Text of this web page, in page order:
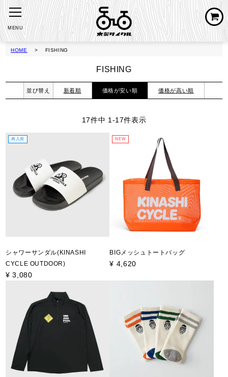
MENU
HOME FISHING
FISHING
並び替え 新着順 価格が安い順 価格が高い順
17件中 1-17件表示
再入荷
シャワーサンダル(KINASHI
CYCLE OUTDOOR)
¥ 3,080
NEW
BIGメッシュトートバッグ
¥ 4,620